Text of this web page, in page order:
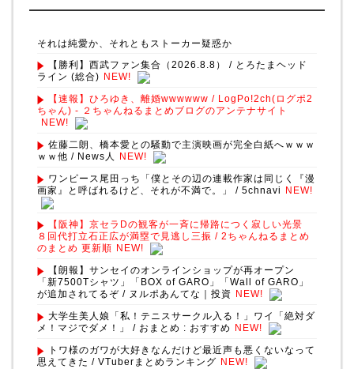
それは純愛か、それともストーカー疑惑か
【勝利】西武ファン集合（2026.8.8） / とろたまヘッド
ライン (総合) NEW!
【速報】ひろゆき、離婚wwwwww / LogPo!2ch(ログポ2
ちゃん) - ２ちゃんねるまとめブログのアンテナサイト
NEW!
佐藤二朗、橋本愛との騒動で主演映画が完全白紙へｗｗｗ
ｗｗ他 / News人
NEW!
ワンピース尾田っち「僕とその辺の連載作家は同じく『漫
画家』と呼ばれるけど、それが不満で。」 / 5chnavi
NEW!
【阪神】京セラDの観客が一斉に帰路につく寂しい光景
８回代打立石正広が満塁で見逃し三振 / 2ちゃんねるまとめ
のまとめ 更新順 NEW!
【朗報】サンセイのオンラインショップが再オープン
「新7500Tシャツ」「BOX of GARO」「Wall of GARO」
が追加されてるぞ / ヌルポあんてな｜投資 NEW!
大学生美人娘「私！テニスサークル入る！」ワイ「絶対ダ
メ！マジでダメ！」 / おまとめ : おすすめ
NEW!
トワ様のガワが大好きなんだけど最近声も悪くないなって
思えてきた / VTuberまとめランキング NEW!